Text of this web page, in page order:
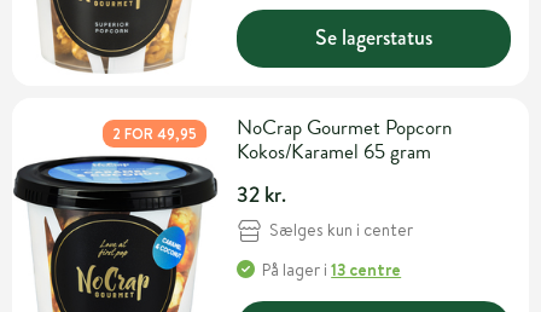
Se lagerstatus
2 FOR 49,95
NoCrap Gourmet Popcorn
Kokos/Karamel 65 gram
32 kr.
Sælges kun i center
På lager i13 centre